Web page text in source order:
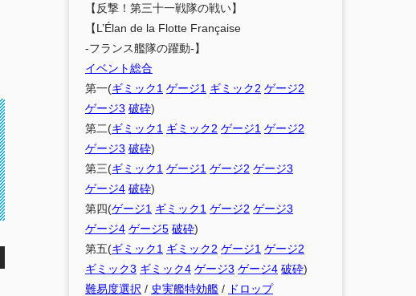
【反撃！第三十一戦隊の戦い】
【L’Élan de la Flotte Française
-フランス艦隊の躍動-】
イベント総合
第一(ギミック1 ゲージ1 ギミック2 ゲージ2
ゲージ3 破砕)
第二(ギミック1 ギミック2 ゲージ1 ゲージ2
ゲージ3 破砕)
第三(ギミック1 ゲージ1 ゲージ2 ゲージ3
ゲージ4 破砕)
第四(ゲージ1 ギミック1 ゲージ2 ゲージ3
ゲージ4 ゲージ5 破砕)
第五(ギミック1 ギミック2 ゲージ1 ゲージ2
ギミック3 ギミック4 ゲージ3 ゲージ4 破砕)
難易度選択 / 史実艦特効艦 / ドロップ